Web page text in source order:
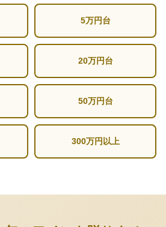
5万円台
20万円台
50万円台
300万円以上